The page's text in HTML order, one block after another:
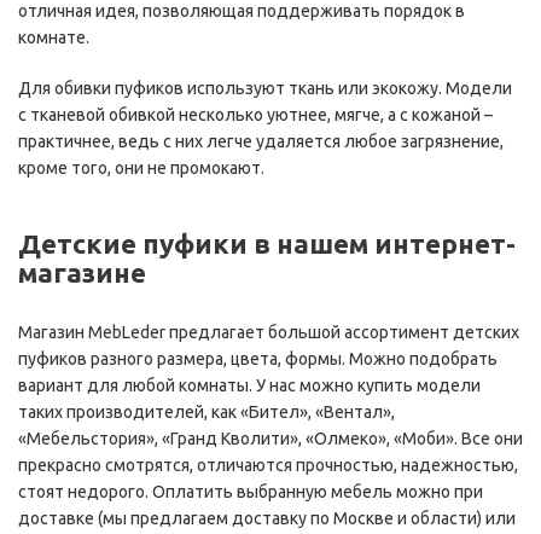
отличная идея, позволяющая поддерживать порядок в
комнате.
Для обивки пуфиков используют ткань или экокожу. Модели
с тканевой обивкой несколько уютнее, мягче, а с кожаной –
практичнее, ведь с них легче удаляется любое загрязнение,
кроме того, они не промокают.
Детские пуфики в нашем интернет-
магазине
Магазин MebLeder предлагает большой ассортимент детских
пуфиков разного размера, цвета, формы. Можно подобрать
вариант для любой комнаты. У нас можно купить модели
таких производителей, как «Бител», «Вентал»,
«Мебельстория», «Гранд Кволити», «Олмеко», «Моби». Все они
прекрасно смотрятся, отличаются прочностью, надежностью,
стоят недорого. Оплатить выбранную мебель можно при
доставке (мы предлагаем доставку по Москве и области) или